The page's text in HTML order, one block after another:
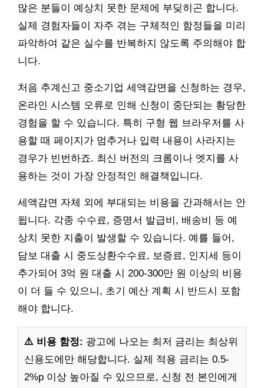
많은 분들이 예상치 못한 문제에 부딪히곤 합니다.
실제 경험자들이 자주 겪는 구체적인 함정들을 미리
파악하여 같은 실수를 반복하지 않도록 주의해야 합
니다.
처음 추계신고 중소기업 세액감면을 신청하는 경우,
온라인 시스템 오류로 인해 신청이 중단되는 황당한
경험을 할 수 있습니다. 특히 구형 웹 브라우저를 사
용할 때 페이지가 멈추거나 입력 내용이 사라지는
경우가 빈번하죠. 최신 버전의 크롬이나 엣지를 사
용하는 것이 가장 안정적인 해결책입니다.
세액감면 자체 외에 부대되는 비용을 간과해서는 안
됩니다. 각종 수수료, 증명서 발급비, 배송비 등 예
상치 못한 지출이 발생할 수 있습니다. 예를 들어,
담보 대출 시 중도상환수수료, 보증료, 인지세 등이
추가되어 3억 원 대출 시 200-300만 원 이상의 비용
이 더 들 수 있으니, 초기 예산 계획 시 반드시 포함
해야 합니다.
⚠️ 비용 함정: 광고에 나오는 최저 금리는 최상위
신용도에만 해당합니다. 실제 적용 금리는 0.5-
2%p 이상 높아질 수 있으므로, 신청 전 본인에게